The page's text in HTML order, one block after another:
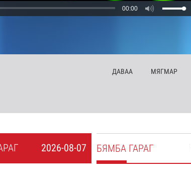
00:00
ДАВАА МЯГМАР
2026-08-07 БЯМБА ГАРАГ